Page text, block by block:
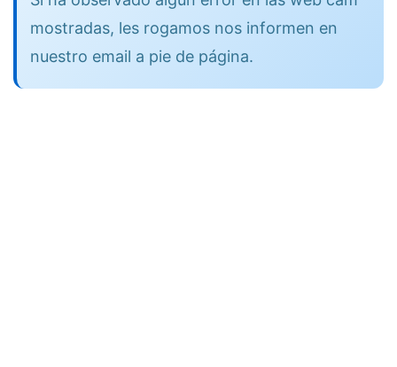
mostradas, les rogamos nos informen en
nuestro email a pie de página.